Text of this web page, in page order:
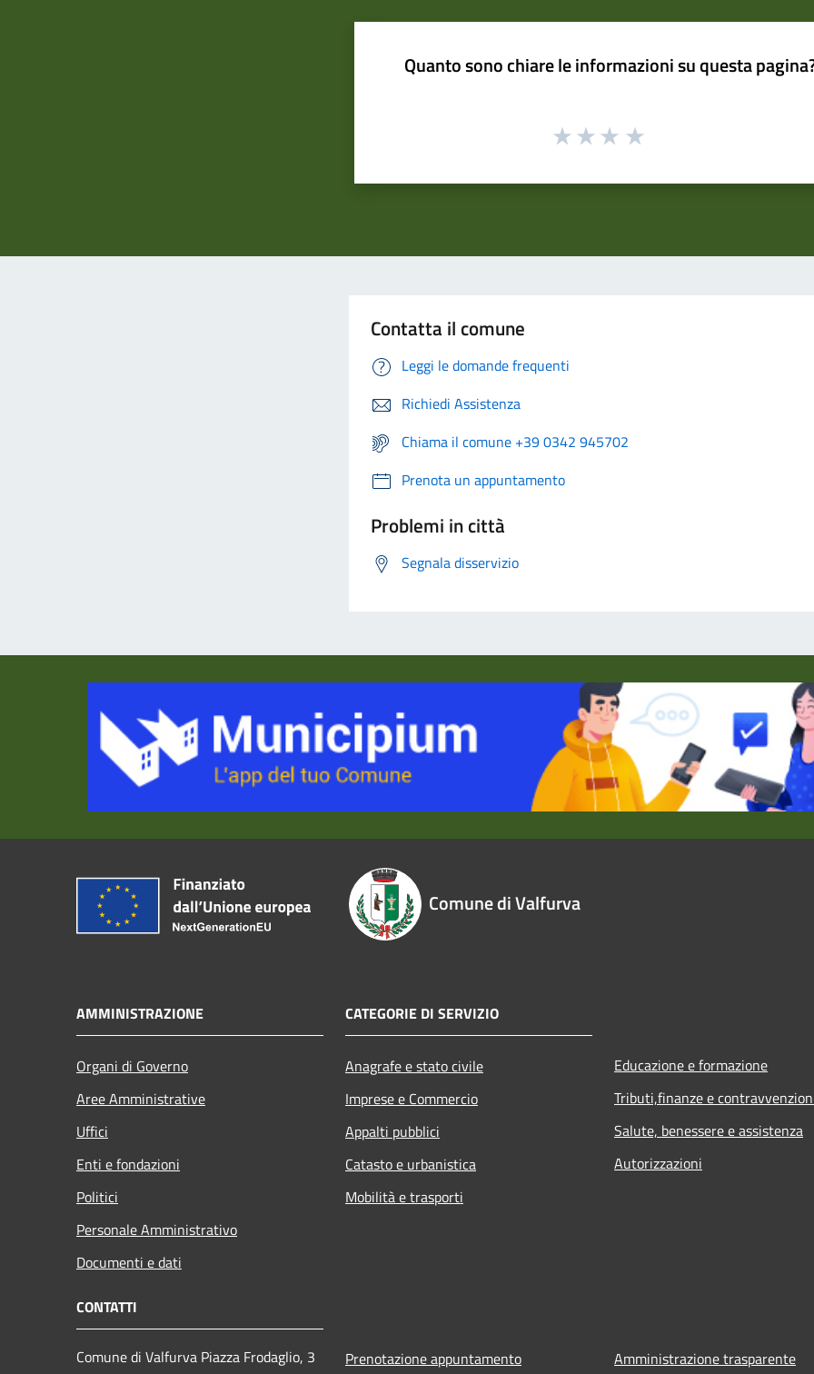
Quanto sono chiare le informazioni su questa
Contatta il comune
Leggi le domande frequenti
Richiedi Assistenza
Chiama il comune +39 0342 945702
Prenota un appuntamento
Problemi in città
Segnala disservizio
Comune di Valfurva
AMMINISTRAZIONE
Organi di Governo
Aree Amministrative
Uffici
Enti e fondazioni
Politici
Personale Amministrativo
Documenti e dati
CATEGORIE DI SERVIZIO
Anagrafe e stato civile
Imprese e Commercio
Appalti pubblici
Catasto e urbanistica
Mobilità e trasporti
Educazione e formazione
Tributi,finanze e
Salute, benessere e assistenza
Autorizzazioni
CONTATTI
Comune di Valfurva Piazza Frodaglio, 3
Prenotazione appuntamento Amministrazione trasparente